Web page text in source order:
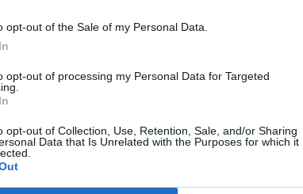
opt-out of the Sale of my Personal Data.
opt-out of processing my Personal Data for Targeted
opt-out of Collection, Use, Retention, Sale, and/or Sharing
Data that Is Unrelated with the Purposes for which it